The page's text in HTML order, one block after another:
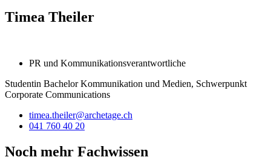
Timea Theiler
PR und Kommunikationsverantwortliche
Studentin Bachelor Kommunikation und Medien, Schwerpunkt
Corporate Communications
timea.theiler@archetage.ch
041 760 40 20
Noch mehr Fachwissen